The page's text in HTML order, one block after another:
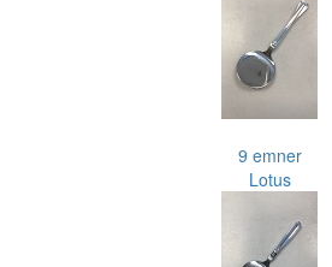
9 emner
Lotus